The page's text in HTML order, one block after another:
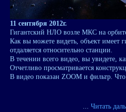
11 сентября 2012г.
Гигантский НЛО возле МКС на
Как вы можете видеть, объект имеет
отдаляется относительно станции.
В течении всего видео, вы увидете,
Отчетливо просматривается
В видео показан ZOOM и фильтр.
... Читать